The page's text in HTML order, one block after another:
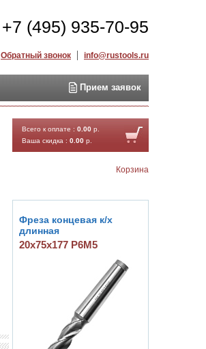
+7 (495) 935-70-95
Обратный звонок info@rustools.ru
Прием заявок
Всего к оплате : 0.00 р.
Ваша скидка : 0.00 р.
Корзина
Фреза концевая к/х
длинная
20х75х177 Р6М5